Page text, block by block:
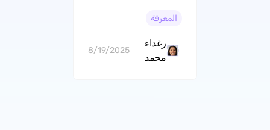
المجانية والمدفوعة
المعرفة
رغداء
محمد
8/19/2025